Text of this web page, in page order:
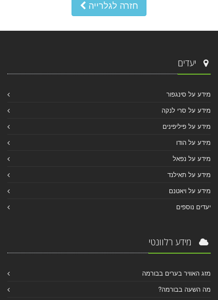
חזרה לגלרייה
יעדים
מידע על סינגפור
מידע על סרי לנקה
מידע על פיליפינים
מידע על הודו
מידע על נפאל
מידע על תאילנד
מידע על ויאטנם
יעדים נוספים
מידע רלוונטי
מזג האוויר בערים בבורמה
מה השעה בבורמה?